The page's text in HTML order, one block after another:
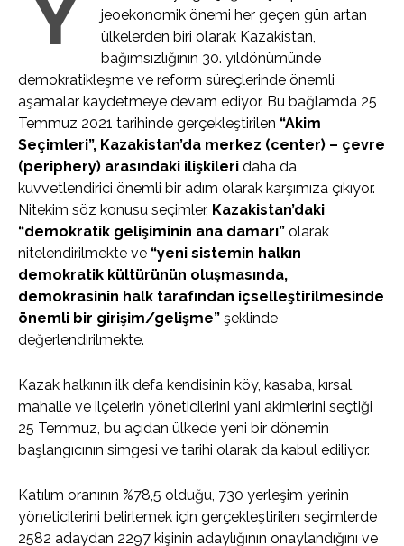
Y
jeoekonomik önemi her geçen gün artan
ülkelerden biri olarak Kazakistan,
bağımsızlığının 30. yıldönümünde
demokratikleşme ve reform süreçlerinde önemli
aşamalar kaydetmeye devam ediyor. Bu bağlamda 25
Temmuz 2021 tarihinde gerçekleştirilen “Akim
Seçimleri”, Kazakistan’da merkez (center) – çevre
(periphery) arasındaki ilişkileri daha da
kuvvetlendirici önemli bir adım olarak karşımıza çıkıyor.
Nitekim söz konusu seçimler, Kazakistan’daki
“demokratik gelişiminin ana damarı” olarak
nitelendirilmekte ve “yeni sistemin halkın
demokratik kültürünün oluşmasında,
demokrasinin halk tarafından içselleştirilmesinde
önemli bir girişim/gelişme” şeklinde
değerlendirilmekte.
Kazak halkının ilk defa kendisinin köy, kasaba, kırsal,
mahalle ve ilçelerin yöneticilerini yani akimlerini seçtiği
25 Temmuz, bu açıdan ülkede yeni bir dönemin
başlangıcının simgesi ve tarihi olarak da kabul ediliyor.
Katılım oranının %78,5 olduğu, 730 yerleşim yerinin
yöneticilerini belirlemek için gerçekleştirilen seçimlerde
2582 adaydan 2297 kişinin adaylığının onaylandığını ve